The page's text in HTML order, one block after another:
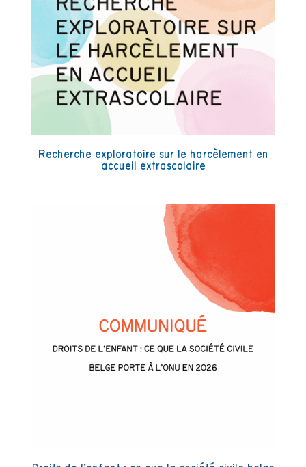
Recherche exploratoire sur le harcèlement en
accueil extrascolaire